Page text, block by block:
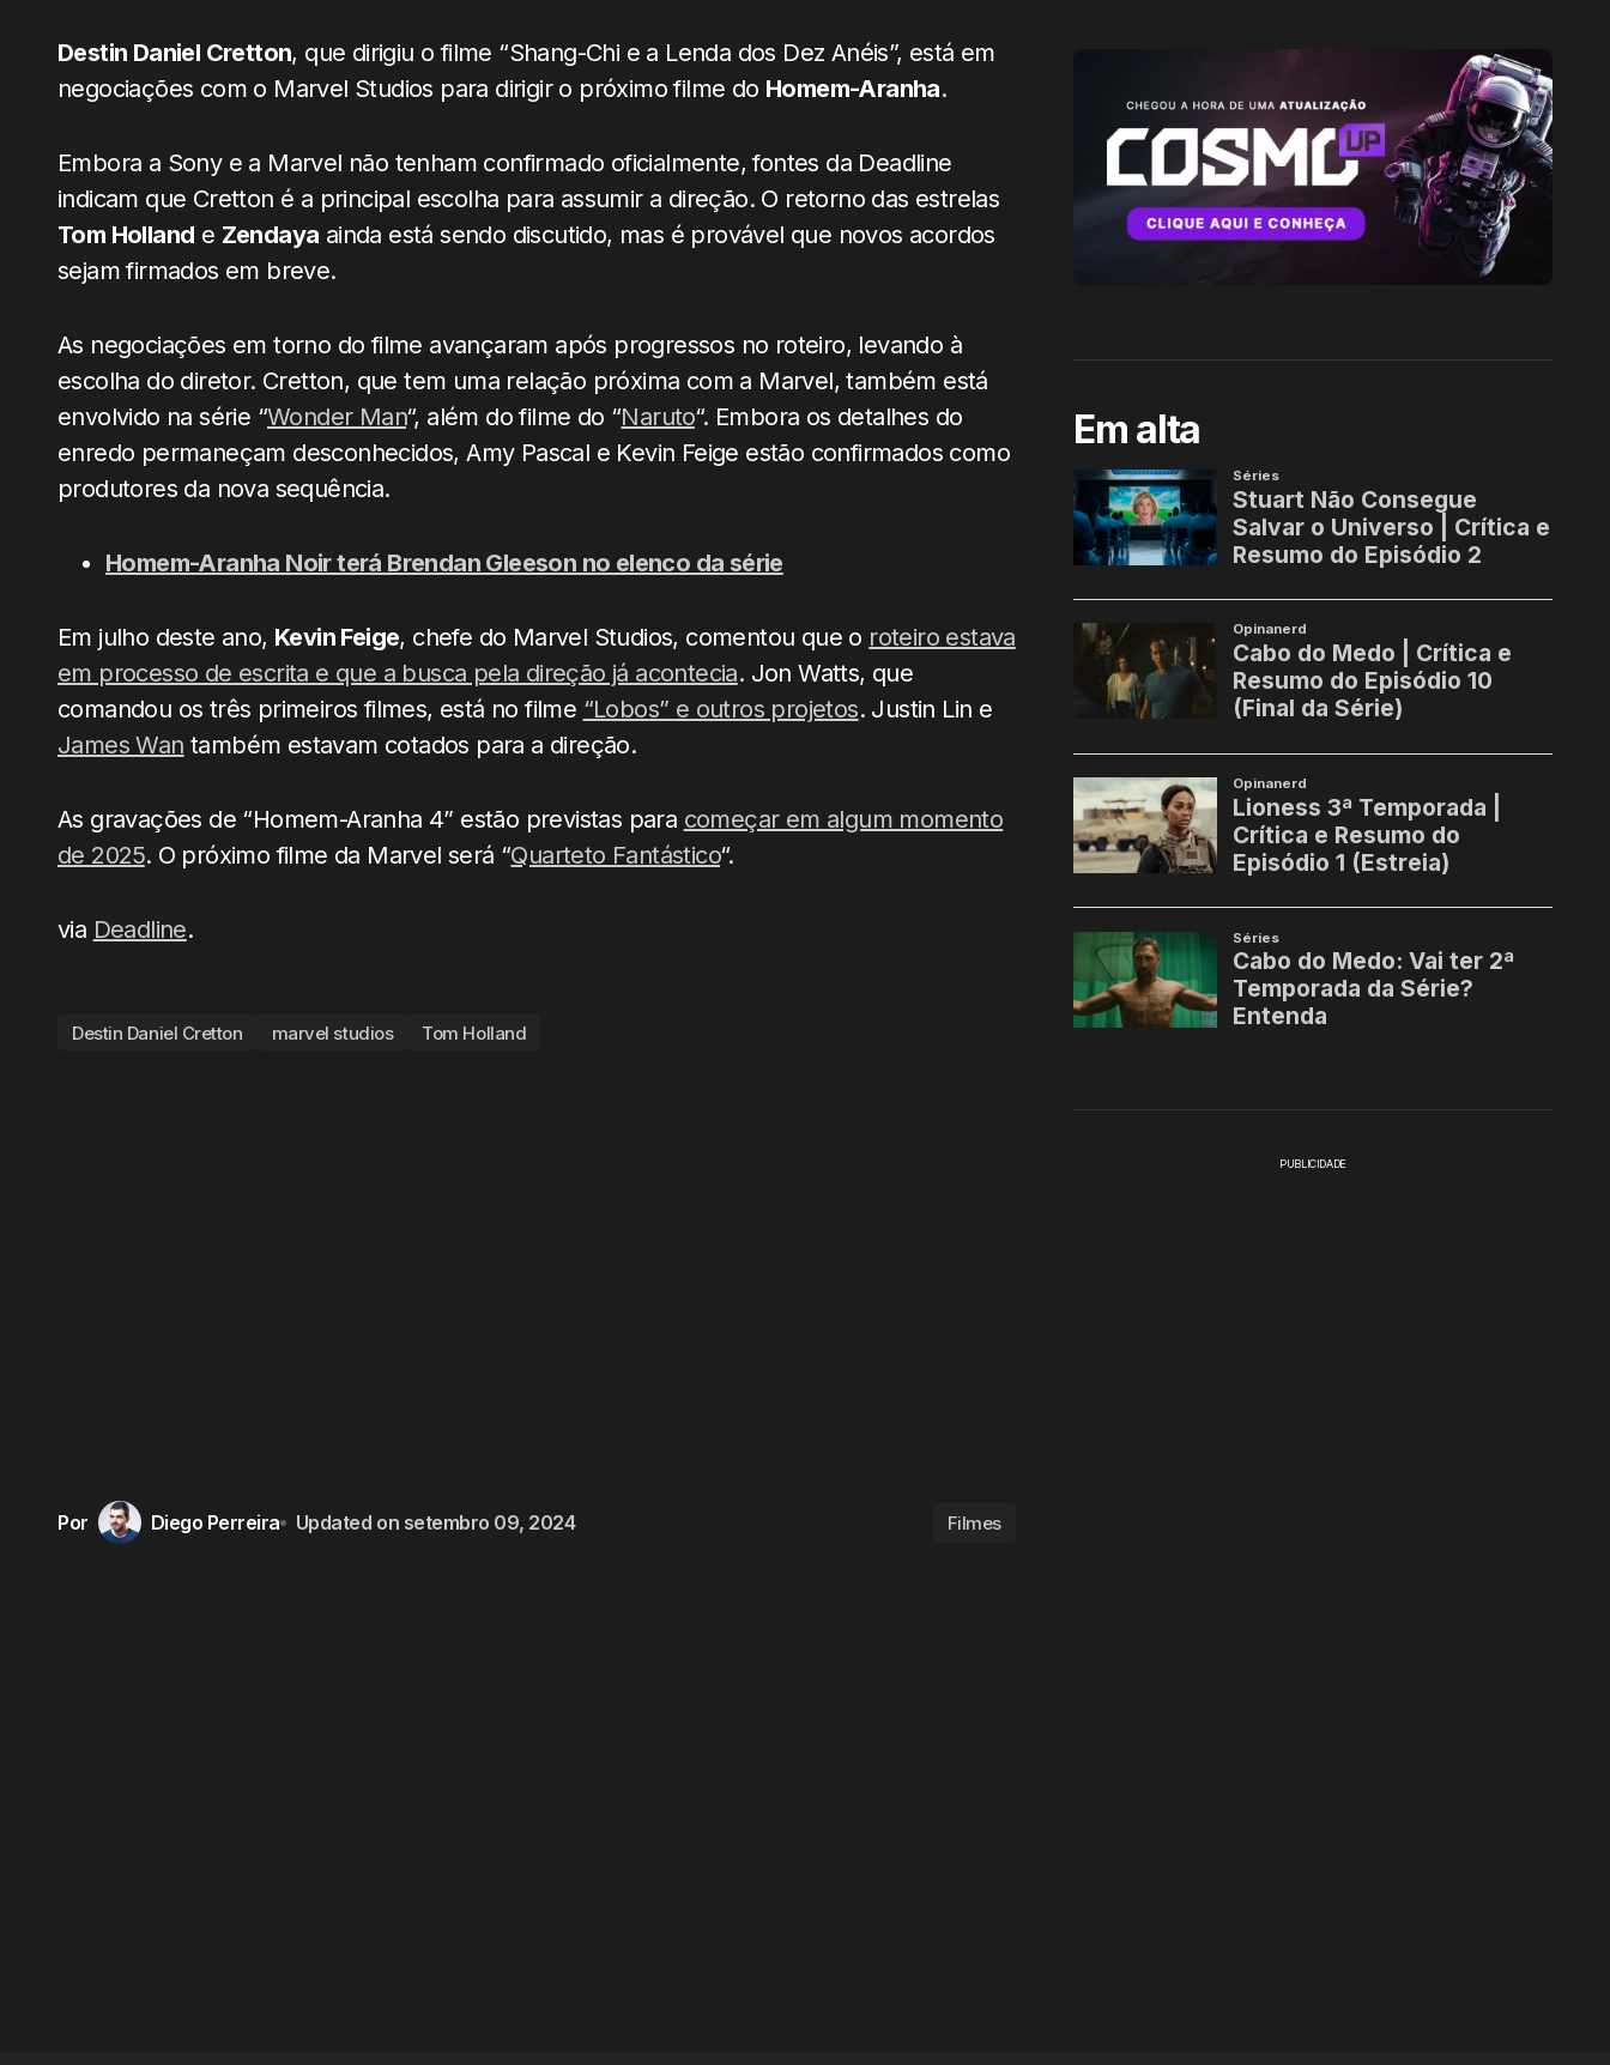
Destin Daniel Cretton, que dirigiu o filme “Shang-Chi e a Lenda dos Dez Anéis”, está em
negociações com o Marvel Studios para dirigir o próximo filme do Homem-Aranha.
Embora a Sony e a Marvel não tenham confirmado oficialmente, fontes da Deadline
indicam que Cretton é a principal escolha para assumir a direção. O retorno das estrelas
Tom Holland e Zendaya ainda está sendo discutido, mas é provável que novos acordos
sejam firmados em breve.
As negociações em torno do filme avançaram após progressos no roteiro, levando à
escolha do diretor. Cretton, que tem uma relação próxima com a Marvel, também está
envolvido na série “Wonder Man“, além do filme do “Naruto“. Embora os detalhes do
enredo permaneçam desconhecidos, Amy Pascal e Kevin Feige estão confirmados como
produtores da nova sequência.
Homem-Aranha Noir terá Brendan Gleeson no elenco da série
Em julho deste ano, Kevin Feige, chefe do Marvel Studios, comentou que o roteiro estava
em processo de escrita e que a busca pela direção já acontecia. Jon Watts, que
comandou os três primeiros filmes, está no filme “Lobos” e outros projetos. Justin Lin e
James Wan também estavam cotados para a direção.
As gravações de “Homem-Aranha 4” estão previstas para começar em algum momento
de 2025. O próximo filme da Marvel será “Quarteto Fantástico“.
via Deadline.
Destin Daniel Cretton marvel studios Tom Holland
Por Diego Perreira Updated on setembro 09, 2024 Filmes
Em alta
PUBLICIDADE